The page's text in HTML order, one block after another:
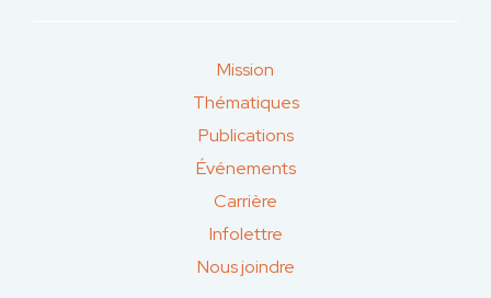
Mission
Thématiques
Publications
Événements
Carrière
Infolettre
Nous joindre